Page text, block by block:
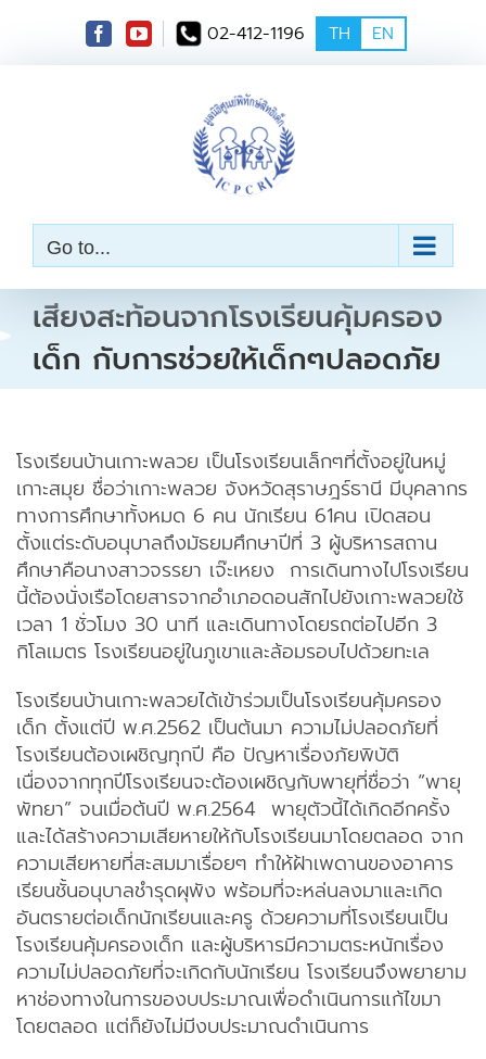
t
02-412-1196 TH EN
Go to...
เสียงสะท้อนจากโรงเรียนคุ้มครอง
เด็ก กับการช่วยให้เด็กๆปลอดภัย
โรงเรียนบ้านเกาะพลวย เป็นโรงเรียนเล็กๆที่ตั้งอยู่ในหมู่
เกาะสมุย ชื่อว่าเกาะพลวย จังหวัดสุราษฎร์ธานี มีบุคลากร
ทางการศึกษาทั้งหมด 6 คน นักเรียน 61คน เปิดสอน
ตั้งแต่ระดับอนุบาลถึงมัธยมศึกษาปีที่ 3 ผู้บริหารสถาน
ศึกษาคือนางสาวจรรยา เจ๊ะเหยง การเดินทางไปโรงเรียน
นี้ต้องนั่งเรือโดยสารจากอำเภอดอนสักไปยังเกาะพลวยใช้
เวลา 1 ชั่วโมง 30 นาที และเดินทางโดยรถต่อไปอีก 3
กิโลเมตร โรงเรียนอยู่ในภูเขาและล้อมรอบไปด้วยทะเล
โรงเรียนบ้านเกาะพลวยได้เข้าร่วมเป็นโรงเรียนคุ้มครอง
เด็ก ตั้งแต่ปี พ.ศ.2562 เป็นต้นมา ความไม่ปลอดภัยที่
โรงเรียนต้องเผชิญทุกปี คือ ปัญหาเรื่องภัยพิบัติ
เนื่องจากทุกปีโรงเรียนจะต้องเผชิญกับพายุที่ชื่อว่า “พายุ
พัทยา” จนเมื่อต้นปี พ.ศ.2564 พายุตัวนี้ได้เกิดอีกครั้ง
และได้สร้างความเสียหายให้กับโรงเรียนมาโดยตลอด จาก
ความเสียหายที่สะสมมาเรื่อยๆ ทำให้ฝ้าเพดานของอาคาร
เรียนชั้นอนุบาลชำรุดผุพัง พร้อมที่จะหล่นลงมาและเกิด
อันตรายต่อเด็กนักเรียนและครู ด้วยความที่โรงเรียนเป็น
โรงเรียนคุ้มครองเด็ก และผู้บริหารมีความตระหนักเรื่อง
ความไม่ปลอดภัยที่จะเกิดกับนักเรียน โรงเรียนจึงพยายาม
หาช่องทางในการของบประมาณเพื่อดำเนินการแก้ไขมา
โดยตลอด แต่ก็ยังไม่มีงบประมาณดำเนินการ